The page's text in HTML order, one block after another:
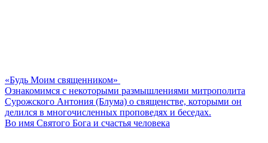
«Будь Моим священником»
Ознакомимся с некоторыми размышлениями митрополита
Сурожского Антония (Блума) о священстве, которыми он
делился в многочисленных проповедях и беседах.
Во имя Святого Бога и счастья человека